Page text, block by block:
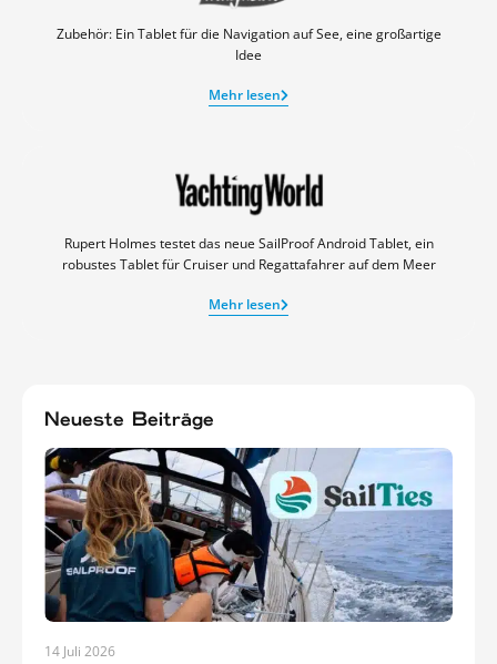
Zubehör: Ein Tablet für die Navigation auf See, eine großartige
Idee
Mehr lesen
Rupert Holmes testet das neue SailProof Android Tablet, ein
robustes Tablet für Cruiser und Regattafahrer auf dem Meer
Mehr lesen
Neueste Beiträge
14 Juli 2026